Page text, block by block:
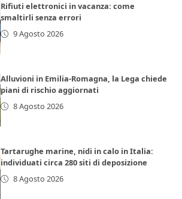
Rifiuti elettronici in vacanza: come
smaltirli senza errori
9 Agosto 2026
Alluvioni in Emilia-Romagna, la Lega chiede
piani di rischio aggiornati
8 Agosto 2026
Tartarughe marine, nidi in calo in Italia:
individuati circa 280 siti di deposizione
8 Agosto 2026